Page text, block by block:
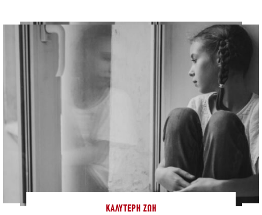
ΚΑΛΎΤΕΡΗ ΖΩΉ